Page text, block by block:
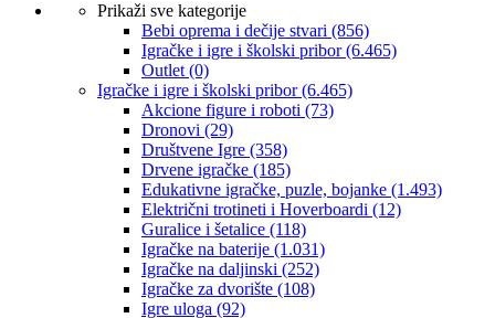
Prikaži sve kategorije
Bebi oprema i dečije stvari (856)
Igračke i igre i školski pribor(6.465)
Outlet (0)
Igračke i igre i školski pribor(6.465)
Akcione figure i roboti (73)
Dronovi (29)
Društvene Igre (358)
Drvene igračke (185)
Edukativne igračke, puzle, bojanke (1.493)
Električni trotineti i Hoverboardi (12)
Guralice i šetalice (118)
Igračke na baterije (1.031)
Igračke na daljinski (252)
‎Igračke za dvorište (108)
Igre uloga (92)